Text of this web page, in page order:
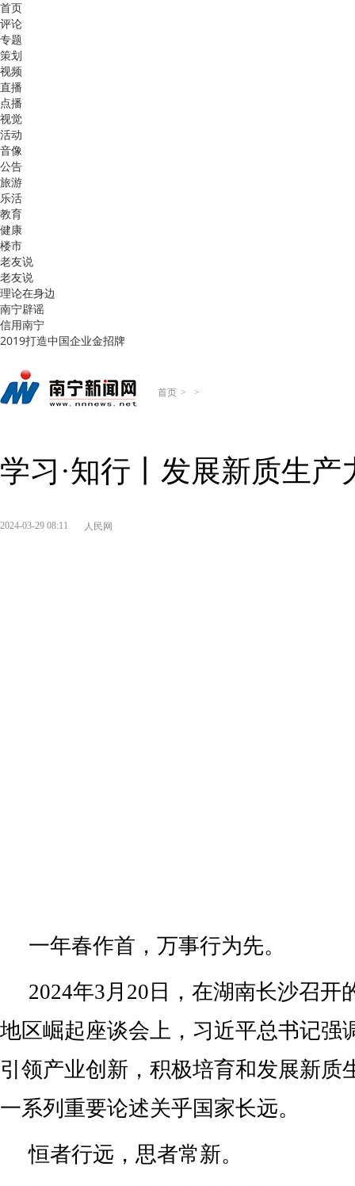
首页
评论
专题
策划
视频
直播
点播
视觉
活动
音像
公告
旅游
乐活
教育
健康
楼市
老友说
老友说
理论在身边
南宁辟谣
信用南宁
2019打造中国企业金招牌
首页 > >
学习·知行丨发展新质生
2024-03-29 08:11 人民网
一年春作首，万事行为先。
2024年3月20日，在湖南长沙召开
地区崛起座谈会上，习近平总书记强
引领产业创新，积极培育和发展新质
一系列重要论述关乎国家长远。
恒者行远，思者常新。